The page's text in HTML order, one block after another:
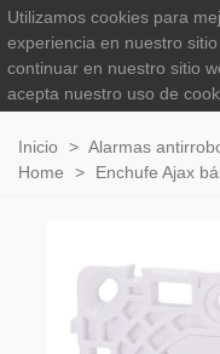
Inicio > Alarmas
Home
> Enchufe Ajax
Utilizamos cookies para
experiencia en nuestro sitio
continuar en nuestro sitio
acepta nuestro uso de